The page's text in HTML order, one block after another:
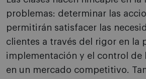
problemas: determinar las
permitirán satisfacer las
clientes a través del rigor en la
implementación y el control de
en un mercado competitivo.